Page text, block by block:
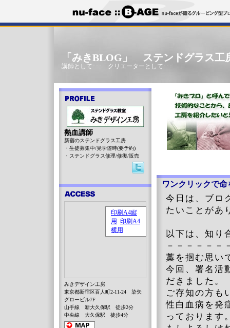
「みきBLOG」 ステンドグラス工
講師として･･･ クリエーターとして･･･
ワンクリックで
今日は、ブロ
たいことがあ
以下は、知り
－－－－－－
藁を掴む思い
今回、署名活
だきました。
ご存知の方も
性白血病を発
っております
熱血講師
新宿のステンドグラス工房
・生徒募集中/見学随時(要予約)
・ステンドグラス修理/修復/販売
みきデザイン工房
東京都新宿区百人町2-11-24 染矢
グロービル7F
山手線 新大久保駅 徒歩2分
中央線 大久保駅 徒歩4分